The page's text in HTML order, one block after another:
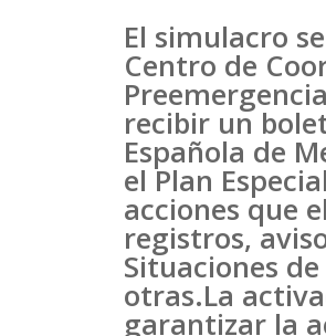
El simulacro
Centro de
recibir un
Española de
el Plan
acciones que
registros,
Situaciones
otras.La
garantizar la